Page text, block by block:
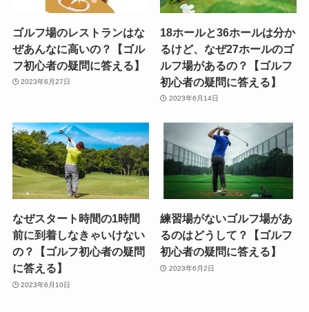
ゴルフ場のレストランはな
ぜあんなに高いの？【ゴル
フ初心者の疑問に答える】
2023年6月27日
18ホールと36ホールは分か
るけど、なぜ27ホールのゴ
ルフ場があるの？【ゴルフ
初心者の疑問に答える】
2023年6月14日
なぜスタート時間の1時間
前に到着しなきゃいけない
の？【ゴルフ初心者の疑問
に答える】
2023年6月10日
練習場がないゴルフ場があ
るのはどうして？【ゴルフ
初心者の疑問に答える】
2023年6月2日